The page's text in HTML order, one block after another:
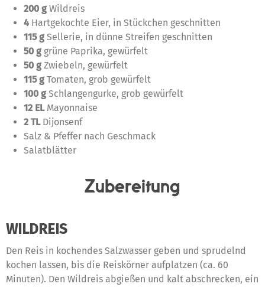
200 g Wildreis
4 Hartgekochte Eier, in Stückchen geschnitten
115 g Sellerie, in dünne Streifen geschnitten
50 g grüne Paprika, gewürfelt
50 g Zwiebeln, gewürfelt
115 g Tomaten, grob gewürfelt
100 g Schlangengurke, grob gewürfelt
12 ELMayonnaise
2 TLDijonsenf
Salz & Pfeffer nach Geschmack
Salatblätter
Zubereitung
WILDREIS
Den Reis in kochendes Salzwasser geben und sprudelnd
kochen lassen, bis die Reiskörner aufplatzen (ca. 60
Minuten). Den Wildreis abgießen und kalt abschrecken, ein